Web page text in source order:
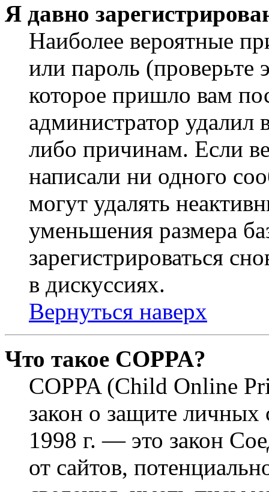
Я давно
Наиболее вероятные
или пароль (проверьте
которое пришло вам
администратор
либо причинам. Если
написали ни одного
могут удалять
уменьшения размера
зарегистрироваться
в дискуссиях.
Вернуться наверх
Что такое COPPA?
COPPA (Child Online
закон о защите личных
1998 г. — это закон
от сайтов,